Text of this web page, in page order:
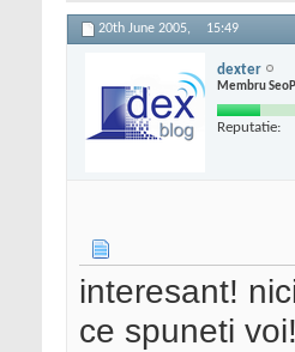
20th June 2005, 15:49
dexter
Membru
Reputatie:
interesant!
ce spuneti